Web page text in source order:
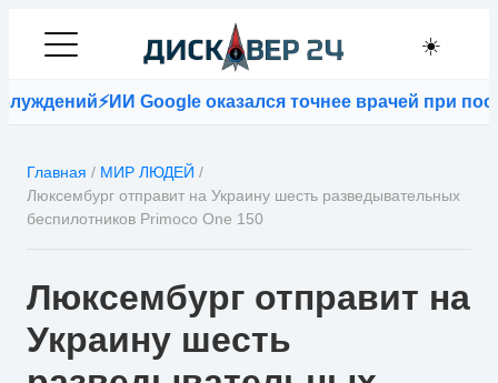
☀️
⚡ИИ Google оказался точнее врачей при
Главная / МИР ЛЮДЕЙ /
Люксембург отправит на Украину шесть разведывательных
беспилотников Primoco One 150
Люксембург отправит на
Украину шесть